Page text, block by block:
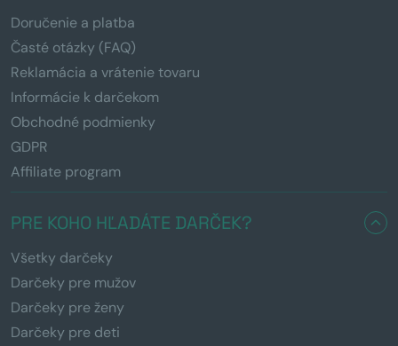
Doručenie a platba
Časté otázky (FAQ)
Reklamácia a vrátenie tovaru
Informácie k darčekom
Obchodné podmienky
GDPR
Affiliate program
PRE KOHO HĽADÁTE DARČEK?
Všetky darčeky
Darčeky pre mužov
Darčeky pre ženy
Darčeky pre deti